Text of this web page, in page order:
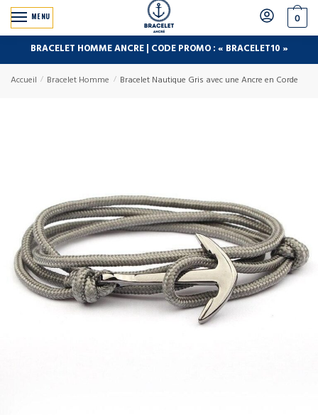
MENU 0
BRACELET HOMME ANCRE | CODE PROMO : « BRACELET10 »
Accueil / Bracelet Homme / Bracelet Nautique Gris avec une Ancre en Corde